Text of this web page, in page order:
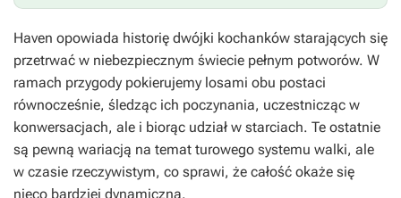
Haven opowiada historię dwójki kochanków starających się
przetrwać w niebezpiecznym świecie pełnym potworów. W
ramach przygody pokierujemy losami obu postaci
równocześnie, śledząc ich poczynania, uczestnicząc w
konwersacjach, ale i biorąc udział w starciach. Te ostatnie
są pewną wariacją na temat turowego systemu walki, ale
w czasie rzeczywistym, co sprawi, że całość okaże się
nieco bardziej dynamiczna.